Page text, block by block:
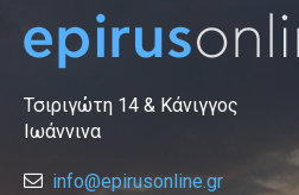
Τσιριγώτη 14 & Κάνιγγος
Ιωάννινα
info@epirusonline.gr